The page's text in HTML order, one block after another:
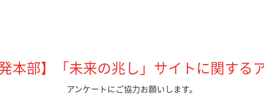
本部】「未来の兆し」サイトに関する
アンケートにご協力お願いします。